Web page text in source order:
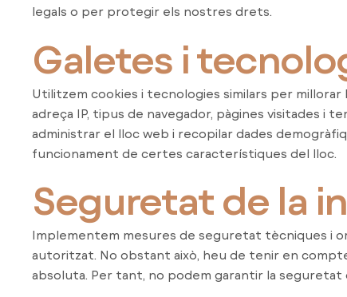
legals o per protegir els nostres drets.
Galetes i
Utilitzem cookies i tecnologies similars per
adreça IP, tipus de navegador, pàgines visitades i
administrar el lloc web i recopilar dades
funcionament de certes característiques del lloc.
Seguretat de la
Implementem mesures de seguretat tècniques i
autoritzat. No obstant això, heu de tenir en
absoluta. Per tant, no podem garantir la seguretat